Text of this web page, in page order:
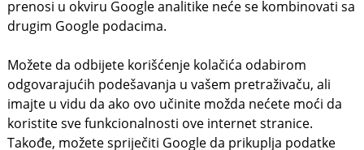
prenosi u okviru Google analitike neće se kombinovati sa
drugim Google podacima.
Možete da odbijete korišćenje kolačića odabirom
odgovarajućih podešavanja u vašem pretraživaču, ali
imajte u vidu da ako ovo učinite možda nećete moći da
koristite sve funkcionalnosti ove internet stranice.
Takođe, možete spriječiti Google da prikuplja podatke